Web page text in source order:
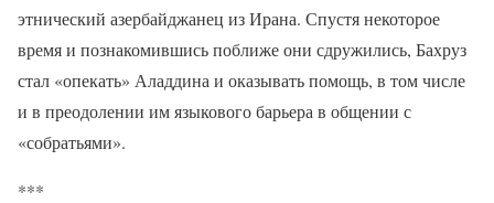
этнический азербайджанец из Ирана. Спустя некоторое
время и познакомившись поближе они сдружились, Бахруз
стал «опекать» Аладдина и оказывать помощь, в том числе
и в преодолении им языкового барьера в общении с
«собратьями».
***